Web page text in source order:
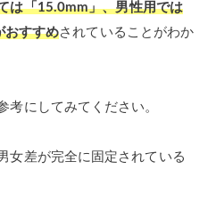
は「15.0mm」、男性用では
おすすめされていることがわか
考にしてみてください。
女差が完全に固定されている